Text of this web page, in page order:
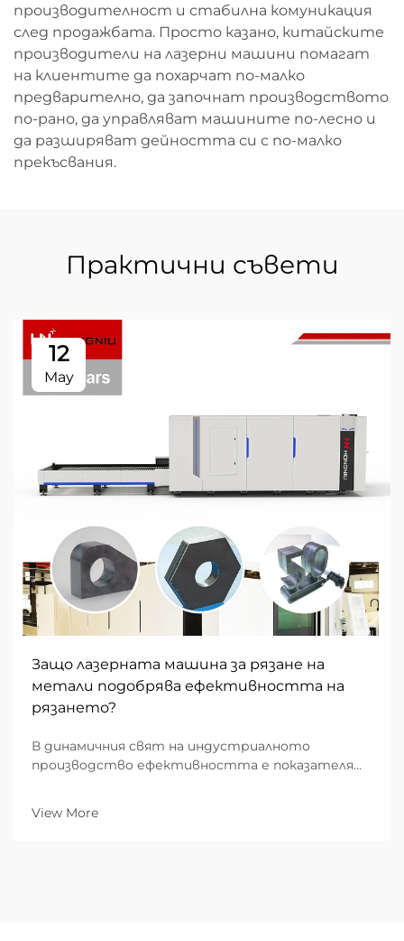
производителност и стабилна комуникация
след продажбата. Просто казано, китайските
производители на лазерни машини помагат
на клиентите да похарчат по-малко
предварително, да започнат производството
по-рано, да управляват машините по-лесно и
да разширяват дейността си с по-малко
прекъсвания.
Практични съвети
12
May
Защо лазерната машина за рязане на
метали подобрява ефективността на
рязането?
В динамичния свят на индустриалното
производство ефективността е показателят,
традиционното механично рязане към
View More